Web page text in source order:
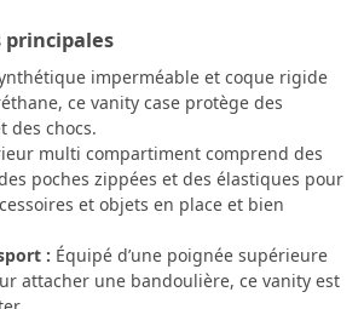
principales
imperméable et coque rigide
ce vanity case protège des
des chocs.
multi compartiment comprend des
poches zippées et des élastiques pour
et objets en place et bien
: Équipé d’une poignée supérieure
attacher une bandoulière, ce vanity est